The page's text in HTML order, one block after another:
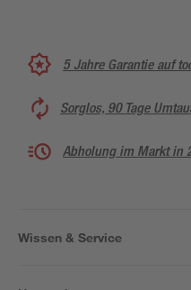
5 Jahre Garantie auf
Sorglos, 90 Tage
Abholung im Markt in
Wissen & Service